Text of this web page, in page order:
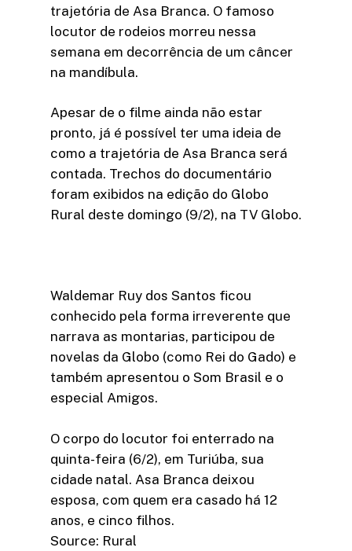
trajetória de Asa Branca. O famoso
locutor de rodeios morreu nessa
semana em decorrência de um câncer
na mandíbula.
Apesar de o filme ainda não estar
pronto, já é possível ter uma ideia de
como a trajetória de Asa Branca será
contada. Trechos do documentário
foram exibidos na edição do Globo
Rural deste domingo (9/2), na TV Globo.
Waldemar Ruy dos Santos ficou
conhecido pela forma irreverente que
narrava as montarias, participou de
novelas da Globo (como Rei do Gado) e
também apresentou o Som Brasil e o
especial Amigos.
O corpo do locutor foi enterrado na
quinta-feira (6/2), em Turiúba, sua
cidade natal. Asa Branca deixou
esposa, com quem era casado há 12
anos, e cinco filhos.
Source: Rural